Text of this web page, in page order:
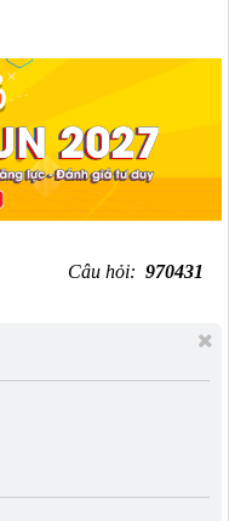
Câu hỏi: 970431